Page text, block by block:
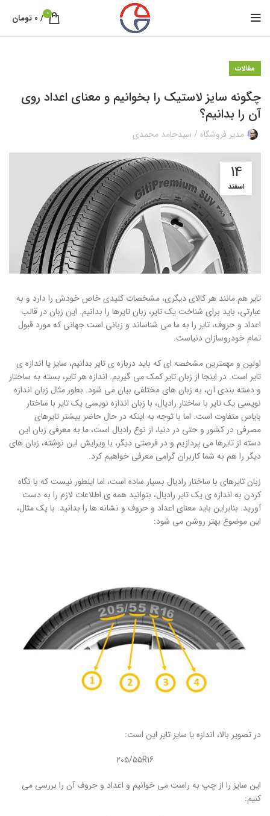
0
/ ۰ تومان
مقالات
چگونه سایز لاستیک را بخوانیم و معنای اعداد روی
آن را بدانیم؟
مدیر فروشگاه / سیدحامد محمدی
14
اسفند
تایر هم مانند هر کالای دیگری، مشخصات کلیدی خاص خودش را دارد و به
عبارتی، باید برای شناخت یک تایر، زبان تایرها را بدانیم. این زبان در قالب
اعداد و حروف، تایر را به ما می شناساند و زبانی است جهانی که مورد قبول
تمام خودروسازان دنیاست.
اولین و مهمترین مشخصه ای که باید درباره ی تایر بدانیم، سایز یا اندازه ی
تایر است. در اینجا از زبان تایر کمک می گیریم. اندازه هر تایر، بسته به ساختار
و دسته بندی آن، به زبان های مختلفی بیان می شود. بطور مثال زبان اندازه
نویسی یک تایر با ساختار رادیال، با زبان اندازه نویسی یک تایر با ساختار
بایاس متفاوت است. اما با توجه به اینکه در حال حاضر بیشتر تایرهای
مصرفی در کشور و حتی در دنیا، از نوع رادیال است، ما به معرفی زبان این
دسته از تایرها می پردازیم و در فرصتی دیگر، با ویرایش این نوشته، زبان های
دیگر را هم به شما کاربران گرامی معرفی خواهیم کرد.
زبان تایرهای با ساختار رادیال بسیار ساده است، اما اینطور نیست که با نگاه
کردن به اندازه ی یک تایر رادیال، بتوانید همه ی اطلاعات لازم را به دست
آورید. بنابراین باید معنای اعداد و حروف و نشانه ها را بدانید. با یک مثال،
این موضوع بهتر روشن می شود:
در تصویر بالا، اندازه یا سایز تایر این است:
۲۰۵/۵۵R16
این سایز را از چپ به راست می خوانیم و اعداد و حروف آن را بررسی می
کنیم: